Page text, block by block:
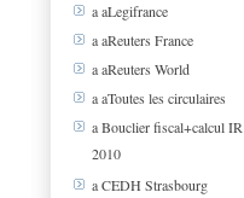
a aLegifrance
a aReuters France
a aReuters World
a aToutes les circulaires
a Bouclier fiscal+calcul IR
2010
a CEDH Strasbourg